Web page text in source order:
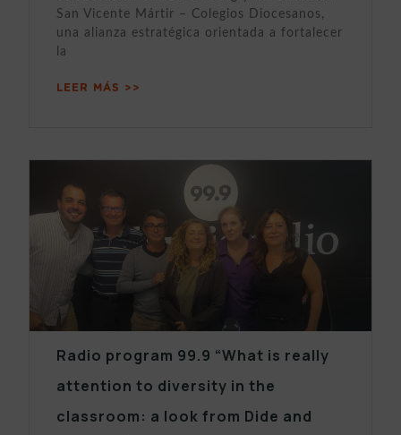
San Vicente Mártir – Colegios Diocesanos,
una alianza estratégica orientada a fortalecer
la
LEER MÁS >>
Radio program 99.9 “What is really
attention to diversity in the
classroom: a look from Dide and